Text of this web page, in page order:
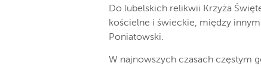
Do lubelskich relikwii Krzyża
kościelne i świeckie, między
Poniatowski.
W najnowszych czasach częstym